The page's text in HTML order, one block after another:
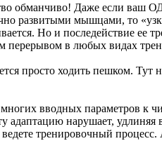
обманчиво! Даже если ваш
развитыми мышцами, то
Но и последействие ее
перерывом в любых видах
просто ходить пешком. Тут
вводных параметров к
адаптацию нарушает,
тренировочный процесс.